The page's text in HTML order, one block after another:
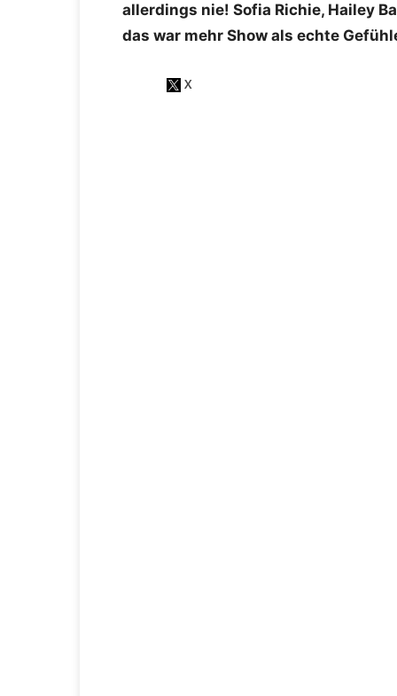
allerdings nie! Sofia Richie, Hailey
das war mehr Show als echte